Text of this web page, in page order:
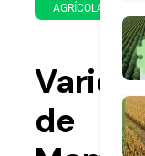
AGRÍCOLA
de